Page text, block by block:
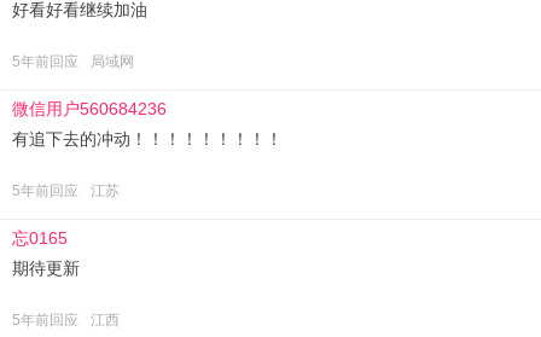
好看好看继续加油
5年前回应 局域网
微信用户560684236
有追下去的冲动！！！！！！！！！
5年前回应 江苏
忘0165
期待更新
5年前回应 江西